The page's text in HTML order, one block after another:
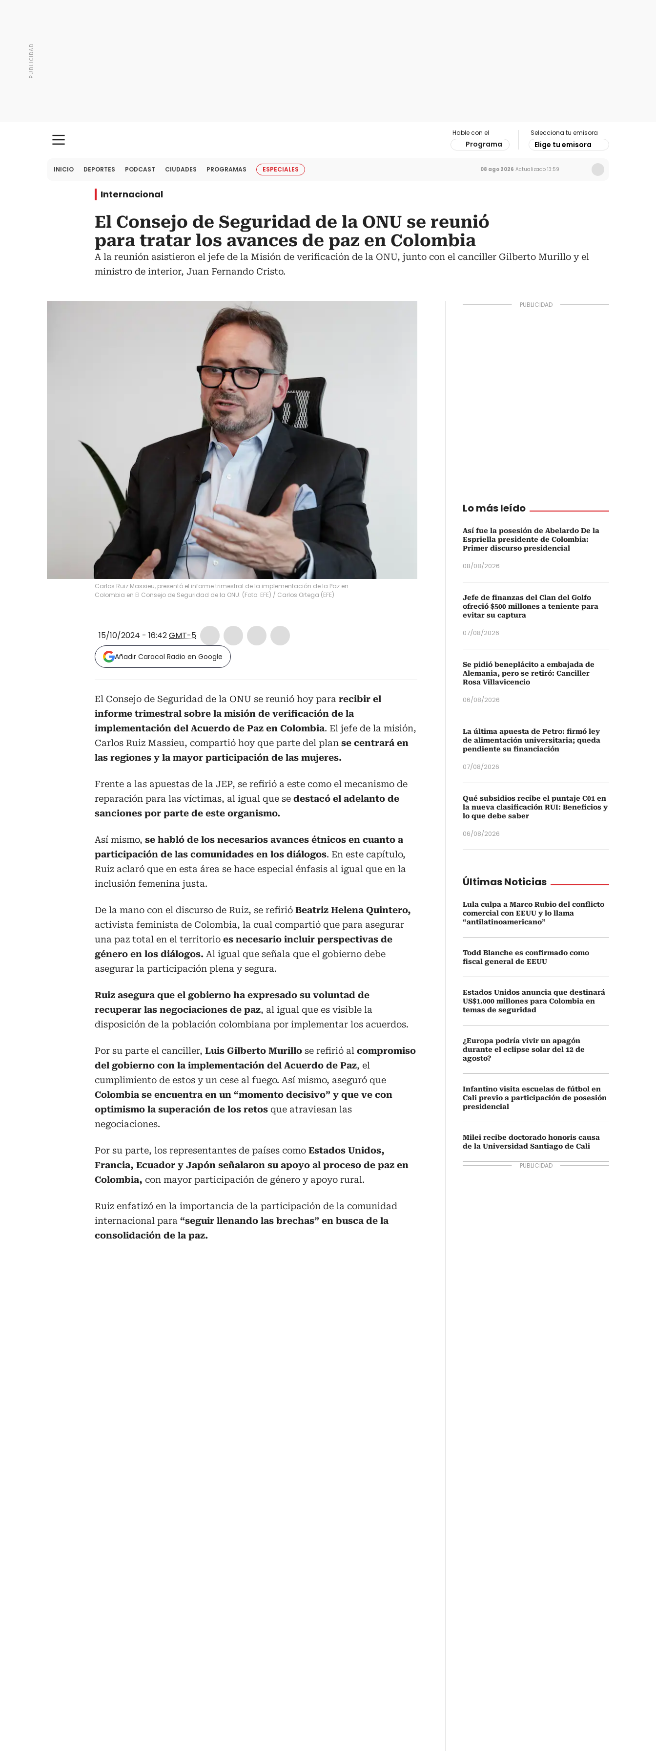
Hable con el
Programa
Selecciona tu emisora
Elige tu emisora
INICIO DEPORTES PODCAST CIUDADES PROGRAMAS ESPECIALES 08 ago 2026 Actualizado 13:59
Internacional
El Consejo de Seguridad de la ONU se reunió
para tratar los avances de paz en Colombia
A la reunión asistieron el jefe de la Misión de verificación de la ONU, junto con el canciller Gilberto Murillo y el
ministro de interior, Juan Fernando Cristo.
Carlos Ruiz Massieu, presentó el informe trimestral de la implementación de la Paz en
Colombia en El Consejo de Seguridad de la ONU. (Foto: EFE) / Carlos Ortega (EFE)
15/10/2024 - 16:42GMT-5
Añadir Caracol Radio en Google
El Consejo de Seguridad de la ONU se reunió hoy para recibir el
informe trimestral sobre la misión de verificación de la
implementación del Acuerdo de Paz en Colombia. El jefe de la misión,
Carlos Ruiz Massieu, compartió hoy que parte del plan se centrará en
las regiones y la mayor participación de las mujeres.
Frente a las apuestas de la JEP, se refirió a este como el mecanismo de
reparación para las víctimas, al igual que se destacó el adelanto de
sanciones por parte de este organismo.
Así mismo, se habló de los necesarios avances étnicos en cuanto a
participación de las comunidades en los diálogos. En este capítulo,
Ruiz aclaró que en esta área se hace especial énfasis al igual que en la
inclusión femenina justa.
De la mano con el discurso de Ruiz, se refirió Beatriz Helena Quintero,
activista feminista de Colombia, la cual compartió que para asegurar
una paz total en el territorio es necesario incluir perspectivas de
género en los diálogos. Al igual que señala que el gobierno debe
asegurar la participación plena y segura.
Ruiz asegura que el gobierno ha expresado su voluntad de
recuperar las negociaciones de paz, al igual que es visible la
disposición de la población colombiana por implementar los acuerdos.
Por su parte el canciller, Luis Gilberto Murillo se refirió al compromiso
del gobierno con la implementación del Acuerdo de Paz, el
cumplimiento de estos y un cese al fuego. Así mismo, aseguró que
Colombia se encuentra en un “momento decisivo” y que ve con
optimismo la superación de los retos que atraviesan las
negociaciones.
Por su parte, los representantes de países como Estados Unidos,
Francia, Ecuador y Japón señalaron su apoyo al proceso de paz en
Colombia, con mayor participación de género y apoyo rural.
Ruiz enfatizó en la importancia de la participación de la comunidad
internacional para “seguir llenando las brechas” en busca de la
consolidación de la paz.
Lo más leído
Así fue la posesión de Abelardo De la
Espriella presidente de Colombia:
Primer discurso presidencial
08/08/2026
Jefe de finanzas del Clan del Golfo
ofreció $500 millones a teniente para
evitar su captura
07/08/2026
Se pidió beneplácito a embajada de
Alemania, pero se retiró: Canciller
Rosa Villavicencio
06/08/2026
La última apuesta de Petro: firmó ley
de alimentación universitaria; queda
pendiente su financiación
07/08/2026
Qué subsidios recibe el puntaje C01 en
la nueva clasificación RUI: Beneficios y
lo que debe saber
06/08/2026
Últimas Noticias
Lula culpa a Marco Rubio del conflicto
comercial con EEUU y lo llama
“antilatinoamericano”
Todd Blanche es confirmado como
fiscal general de EEUU
Estados Unidos anuncia que destinará
US$1.000 millones para Colombia en
temas de seguridad
¿Europa podría vivir un apagón
durante el eclipse solar del 12 de
agosto?
Infantino visita escuelas de fútbol en
Cali previo a participación de posesión
presidencial
Milei recibe doctorado honoris causa
de la Universidad Santiago de Cali